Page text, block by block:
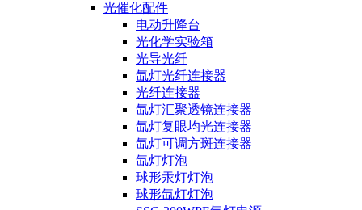
光催化配件
电动升降台
光化学实验箱
光导光纤
氙灯光纤连接器
光纤连接器
氙灯汇聚透镜连接器
氙灯复眼均光连接器
氙灯可调方斑连接器
氙灯灯泡
球形汞灯灯泡
球形氙灯灯泡